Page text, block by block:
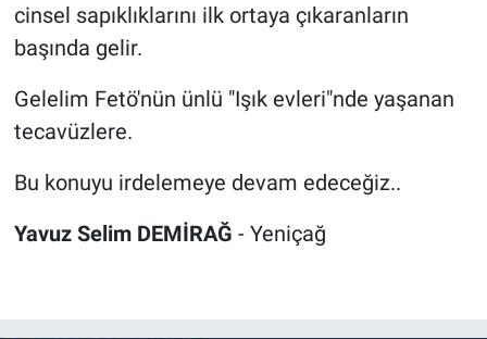
cinsel sapıklıklarını ilk ortaya çıkaranların
başında gelir.
Gelelim Fetö'nün ünlü "Işık evleri"nde yaşanan
tecavüzlere.
Bu konuyu irdelemeye devam edeceğiz..
Yavuz Selim DEMİRAĞ - Yeniçağ